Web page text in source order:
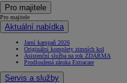
Pro majitele
Pro majitele
Aktuální nabídka
Jarní kampaň 2026
Originální komplety zimních kol
Asistenční služba na rok ZDARMA
Prodloužená záruka Extracare
Servis a služby